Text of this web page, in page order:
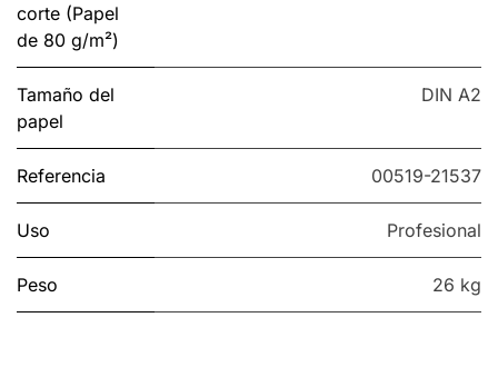
corte (Papel
de 80 g/m²)
Tamaño del
papel
DIN A2
Referencia 00519-21537
Uso Profesional
Peso 26 kg